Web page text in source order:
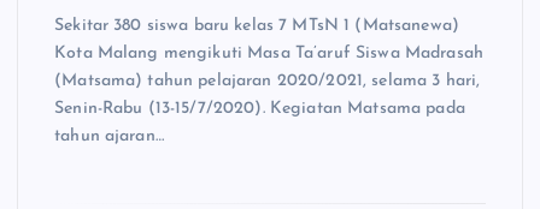
Sekitar 380 siswa baru kelas 7 MTsN 1 (Matsanewa)
Kota Malang mengikuti Masa Ta’aruf Siswa Madrasah
(Matsama) tahun pelajaran 2020/2021, selama 3 hari,
Senin-Rabu (13-15/7/2020). Kegiatan Matsama pada
tahun ajaran…